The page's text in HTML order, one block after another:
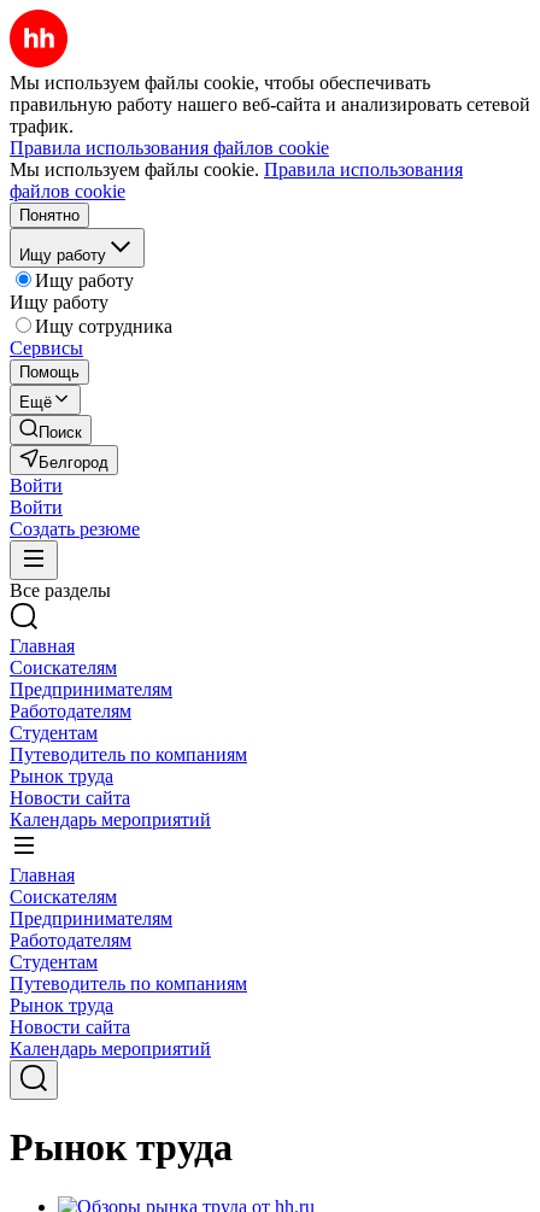
Мы используем файлы cookie, чтобы обеспечивать
правильную работу нашего веб-сайта и анализировать сетевой
трафик.
Правила использования файлов cookie
Мы используем файлы cookie. Правила использования
файлов cookie
Понятно
Ищу работу
Ищу работу
Ищу работу
Ищу сотрудника
Сервисы
Помощь
Ещё
Поиск
Белгород
Войти
Войти
Создать резюме
Все разделы
Главная
Соискателям
Предпринимателям
Работодателям
Студентам
Путеводитель по компаниям
Рынок труда
Новости сайта
Календарь мероприятий
Главная
Соискателям
Предпринимателям
Работодателям
Студентам
Путеводитель по компаниям
Рынок труда
Новости сайта
Календарь мероприятий
Рынок труда